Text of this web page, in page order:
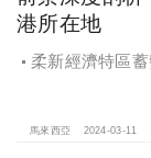
港所在地
柔新經濟特區
增加，人均GDP
馬來西亞 2024-03-11